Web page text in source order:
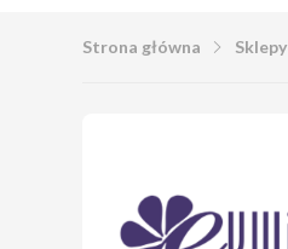
Strona główna Sklepy